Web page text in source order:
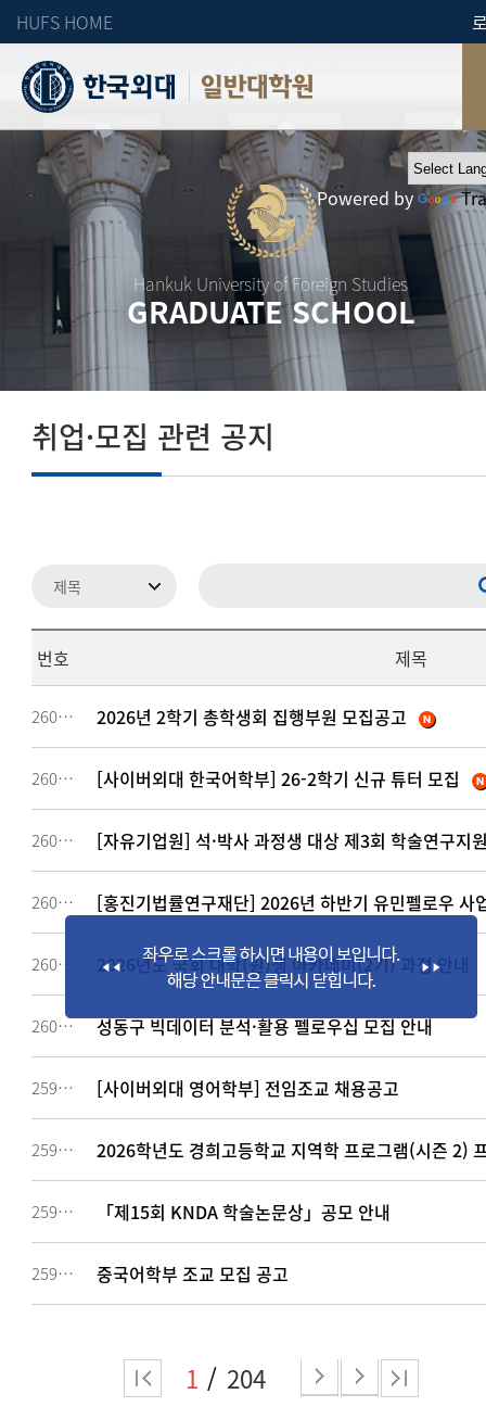
HUFS HOME
일반대학원
Hankuk University of Foreign Studies
GRADUATE SCHOOL
Powered by
취업·모집 관련 공지
번호 제목
260938 2026년 2학기 총학생회 집행부원 모집공고
260675 [사이버외대 한국어학부] 26-2학기 신규 튜터 모집
260674 [자유기업원] 석·박사 과정생 대상 제3회 학술연구지
260170 [홍진기법률연구재단] 2026년 하반기 유민펠로우 사
260147 2026년도 국회 대학(원)생 아카데미(2기) 과정 안내
260145 성동구 빅데이터 분석·활용 펠로우십 모집 안내
259905 [사이버외대 영어학부] 전임조교 채용공고
259825 2026학년도 경희고등학교 지역학 프로그램(시즌 2)
259574 「제15회 KNDA 학술논문상」공모 안내
259434 중국어학부 조교 모집 공고
1 204